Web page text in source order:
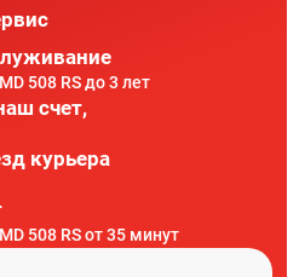
508 RS до 3 лет
счет,
курьера
508 RS от 35 минут